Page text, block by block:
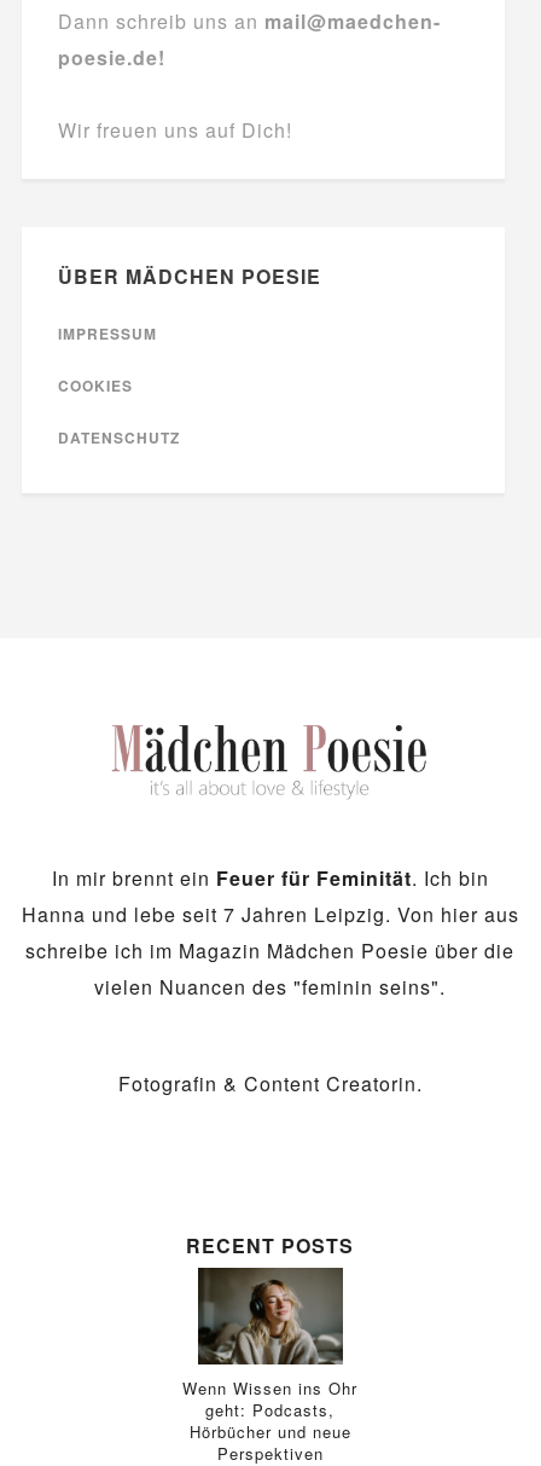
Dann schreib uns an mail@maedchen-
poesie.de!
Wir freuen uns auf Dich!
ÜBER MÄDCHEN POESIE
IMPRESSUM
COOKIES
DATENSCHUTZ
In mir brennt ein Feuer für Feminität. Ich bin
Hanna und lebe seit 7 Jahren Leipzig. Von hier aus
schreibe ich im Magazin Mädchen Poesie über die
vielen Nuancen des "feminin seins".
Fotografin & Content Creatorin.
RECENT POSTS
Wenn Wissen ins Ohr
geht: Podcasts,
Hörbücher und neue
Perspektiven